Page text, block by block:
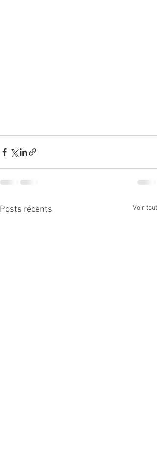
Posts récents Voir tout